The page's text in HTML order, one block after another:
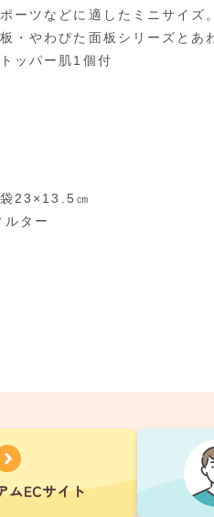
ーツなどに適したミニサイズ。
・やわぴた面板シリーズとあ
ッパー肌1個付
23×13.5㎝
ター